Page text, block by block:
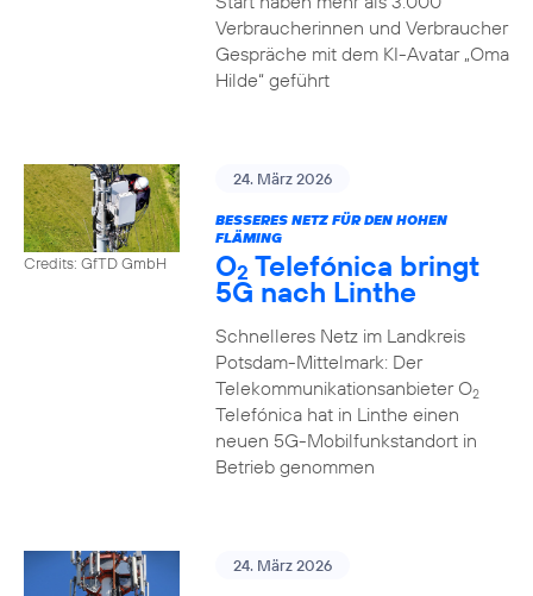
Verbraucherinnen und Verbraucher
Gespräche mit dem KI-Avatar „Oma
Hilde“ geführt
Credits: GfTD GmbH
24. März 2026
BESSERES NETZ FÜR DEN HOHEN
FLÄMING
O2 Telefónica bringt
5G nach Linthe
Schnelleres Netz im Landkreis
Potsdam-Mittelmark: Der
Telekommunikationsanbieter O2
Telefónica hat in Linthe einen
neuen 5G-Mobilfunkstandort in
Betrieb genommen
24. März 2026